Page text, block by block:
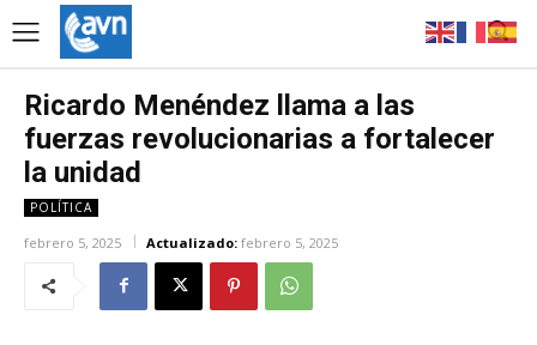
Ricardo Menéndez llama a las
fuerzas revolucionarias a fortalecer
la unidad
POLÍTICA
febrero 5, 2025 Actualizado: febrero 5, 2025